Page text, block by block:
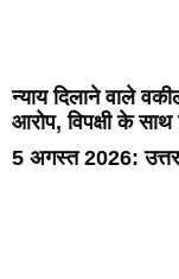
न्याय दिलाने वाले
आरोप, विपक्षी के
5 अगस्त 2026: